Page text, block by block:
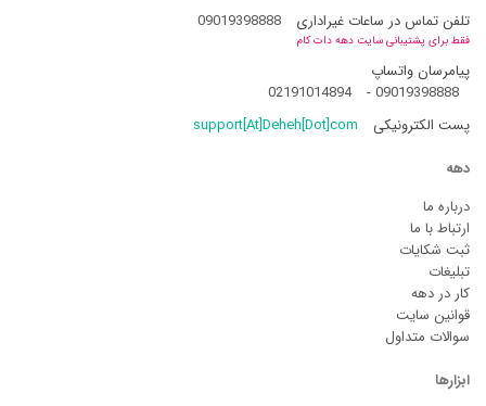
تلفن تماس در ساعات غیراداری 09019398888
فقط برای پشتیبانی سایت دهه دات کام
پیامرسان واتساپ
09019398888
-
02191014894
پست الکترونیکی
support[At]Deheh[Dot]com
دهه
درباره ما
ارتباط با ما
ثبت شکایات
تبلیغات
کار در دهه
قوانین سایت
سوالات متداول
ابزارها